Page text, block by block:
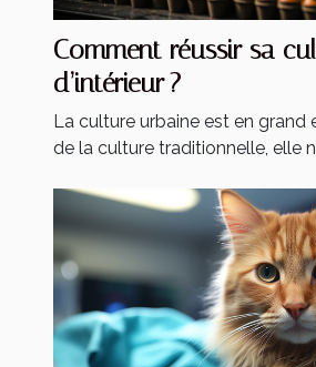
Comment réussir sa
d’intérieur ?
La culture urbaine est en grand
de la culture traditionnelle, elle